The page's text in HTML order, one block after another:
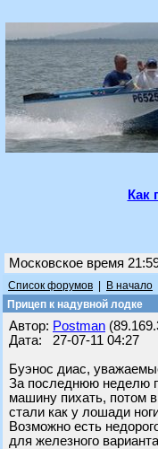
Как
Московское время
Список форумов В начало
Прицеп к надувной лодке
Автор: Postman
Дата: 27-07-11 04:27
Буэнос диас,
За последнюю неделю
машину пихать, потом
стали как у лошади
Возможно есть
для железного